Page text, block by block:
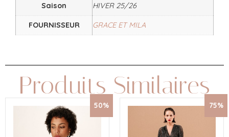
Saison HIVER 25/26
FOURNISSEUR GRACE ET MILA
Produits Similaires
50% 75%